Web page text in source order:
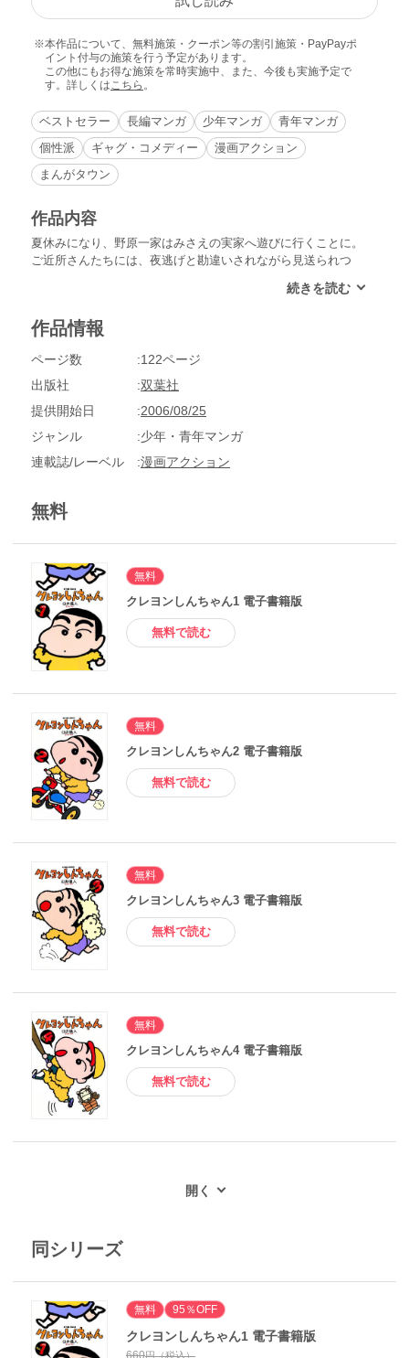
本作品について、無料施策・クーポン等の割引施策・PayPayポ
イント付与の施策を行う予定があります。
この他にもお得な施策を常時実施中、また、今後も実施予定で
す。詳しくは こちら 。
ベストセラー 長編マンガ 少年マンガ
青年マンガ
個性派
ギャグ・コメディー
漫画アクション
まんがタウン
作品内容
夏休みになり、野原一家はみさえの実家へ遊びに行くことに。
ご近所さんたちには、夜逃げと勘違いされながら見送られつ
現われ、気がつけば一緒に飛行機の中…!?みさえの両親も巻き
作品情報
ページ数
122ページ
出版社
双葉社
提供開始日
2006/08/25
ジャンル
少年・青年マンガ
連載誌/レーベル
漫画アクション
無料
無料
クレヨンしんちゃん1 電子書籍版
無料で読む
無料
クレヨンしんちゃん2 電子書籍版
無料で読む
無料
クレヨンしんちゃん3 電子書籍版
無料で読む
無料
クレヨンしんちゃん4 電子書籍版
無料で読む
同シリーズ
無料 95％OFF
クレヨンしんちゃん1 電子書籍版
円（税込）